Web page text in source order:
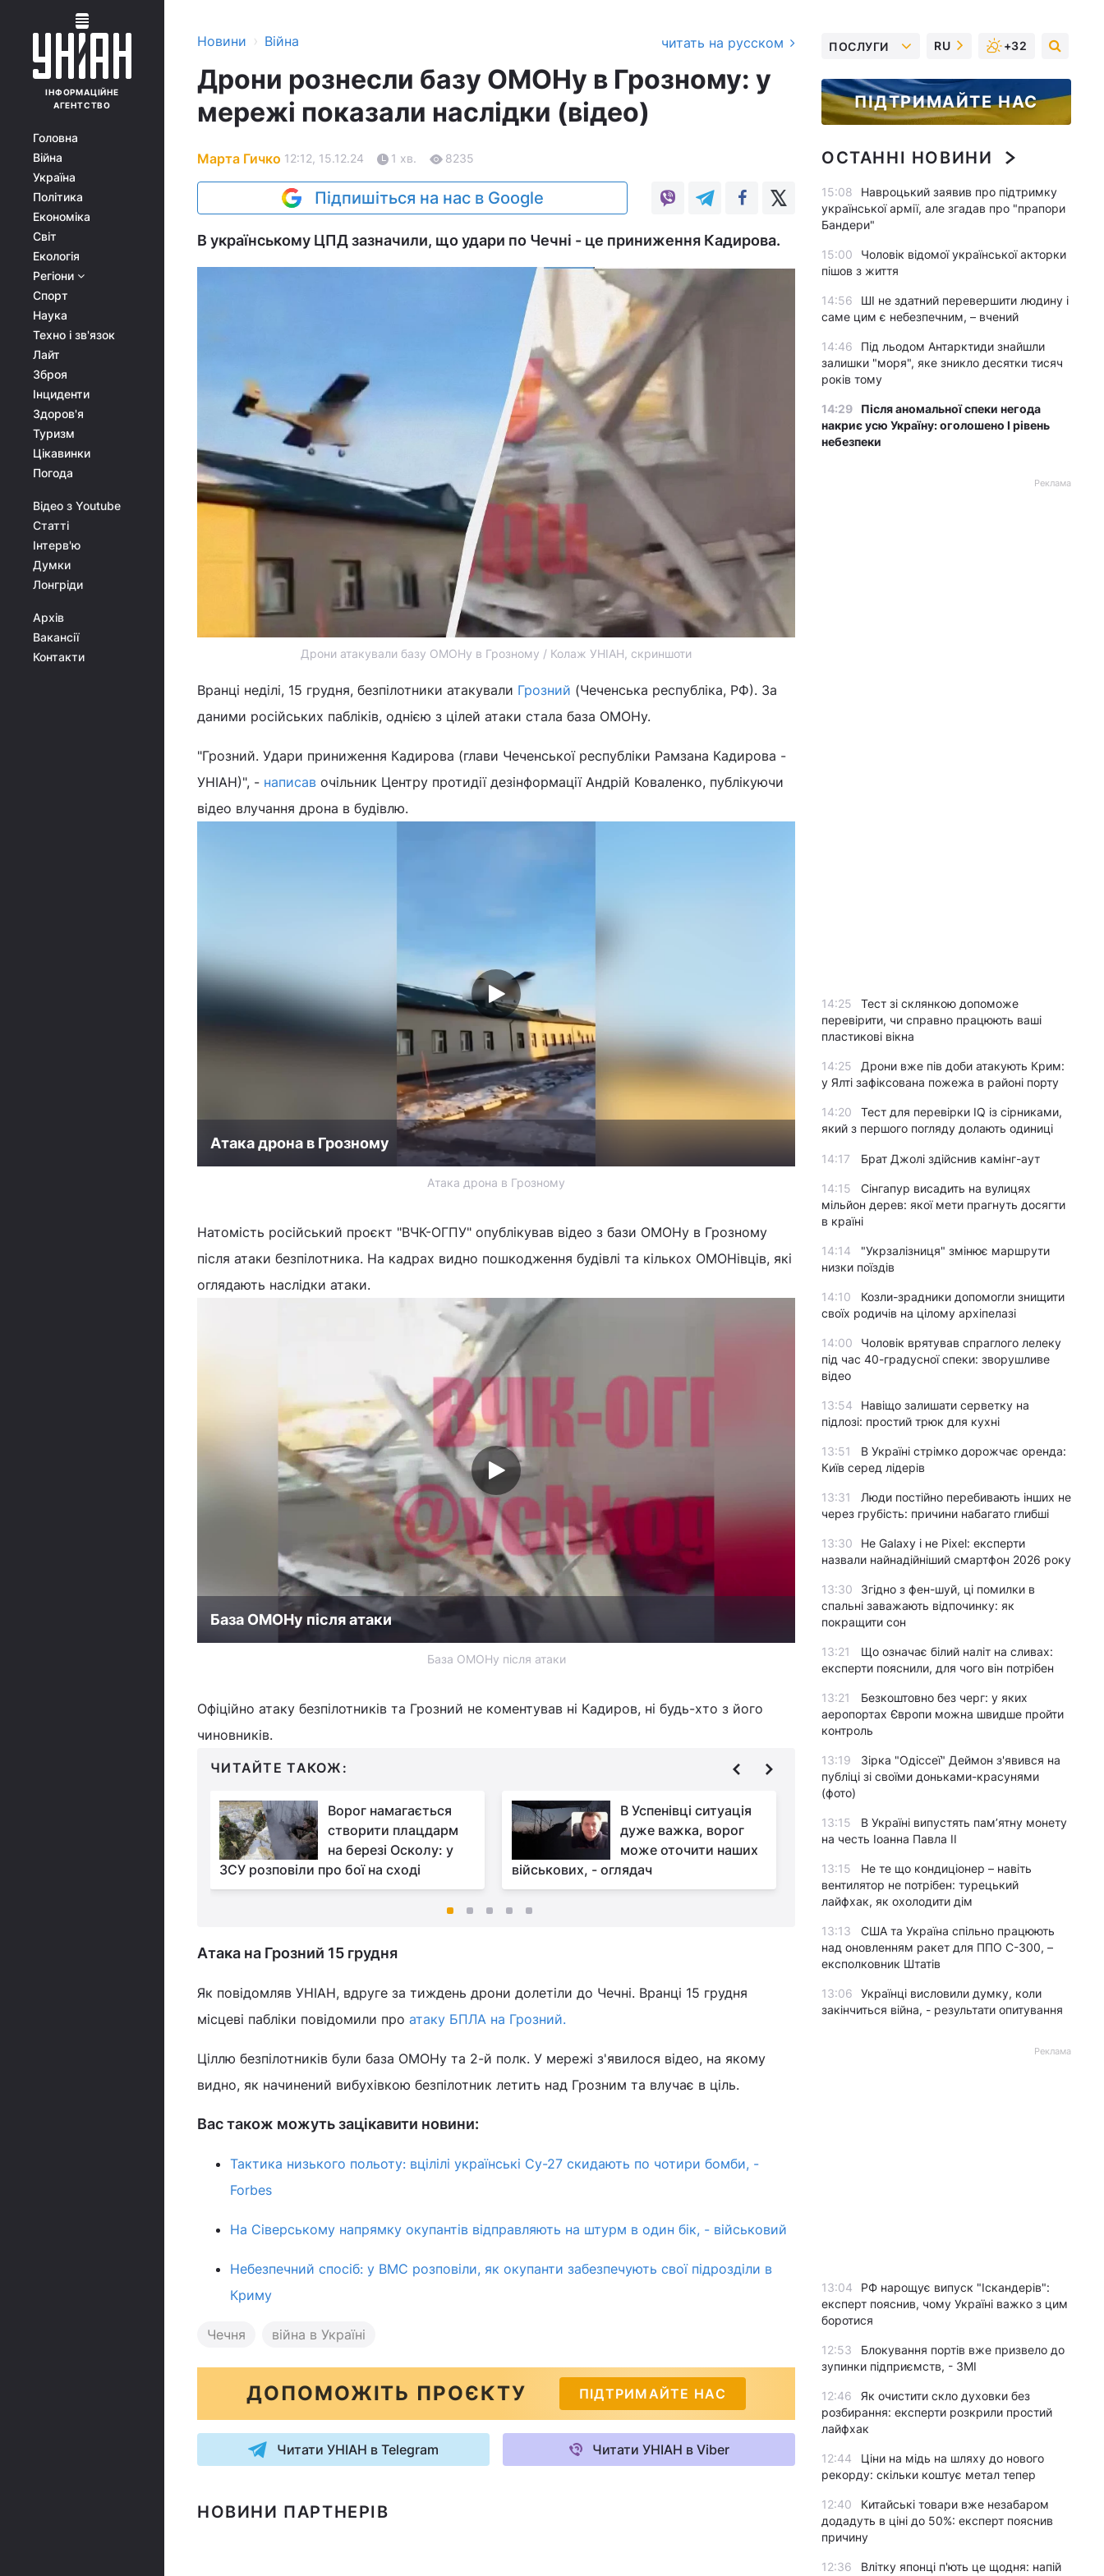
ІНФОРМАЦІЙНЕ
АГЕНТСТВО
Головна
Війна
Україна
Політика
Економіка
Світ
Екологія
Регіони
Спорт
Наука
Техно і зв'язок
Лайт
Зброя
Інциденти
Здоров'я
Туризм
Цікавинки
Погода
Відео з Youtube
Статті
Інтерв'ю
Думки
Лонгріди
Архів
Вакансії
Контакти
Новини › Війна читать на русском
Дрони рознесли базу ОМОНу в Грозному: у
мережі показали наслідки (відео)
Марта Гичко 12:12, 15.12.24 1 хв. 8235
Підпишіться на нас в Google
В українському ЦПД зазначили, що удари по Чечні - це приниження Кадирова.
Дрони атакували базу ОМОНу в Грозному / Колаж УНІАН, скриншоти
Вранці неділі, 15 грудня, безпілотники атакували Грозний (Чеченська республіка, РФ). За
даними російських пабліків, однією з цілей атаки стала база ОМОНу.
"Грозний. Удари приниження Кадирова (глави Чеченської республіки Рамзана Кадирова -
УНІАН)", - написав очільник Центру протидії дезінформації Андрій Коваленко, публікуючи
відео влучання дрона в будівлю.
Атака дрона в Грозному
Атака дрона в Грозному
Натомість російський проєкт "ВЧК-ОГПУ" опублікував відео з бази ОМОНу в Грозному
після атаки безпілотника. На кадрах видно пошкодження будівлі та кількох ОМОНівців, які
оглядають наслідки атаки.
База ОМОНу після атаки
База ОМОНу після атаки
Офіційно атаку безпілотників та Грозний не коментував ні Кадиров, ні будь-хто з його
чиновників.
ЧИТАЙТЕ ТАКОЖ:
Ворог намагається
створити плацдарм
на березі Осколу: у
ЗСУ розповіли про бої на сході
В Успенівці ситуація
дуже важка, ворог
може оточити наших
військових, - оглядач
"жирні" цілі в
(відео)
Атака на Грозний 15 грудня
Як повідомляв УНІАН, вдруге за тиждень дрони долетіли до Чечні. Вранці 15 грудня
місцеві пабліки повідомили про атаку БПЛА на Грозний.
Ціллю безпілотників були база ОМОНу та 2-й полк. У мережі з'явилося відео, на якому
видно, як начинений вибухівкою безпілотник летить над Грозним та влучає в ціль.
Вас також можуть зацікавити новини:
Тактика низького польоту: вцілілі українські Су-27 скидають по чотири бомби, -
Forbes
На Сіверському напрямку окупантів відправляють на штурм в один бік, - військовий
Небезпечний спосіб: у ВМС розповіли, як окупанти забезпечують свої підрозділи в
Криму
Чечня війна в Україні
ДОПОМОЖІТЬ ПРОЄКТУ ПІДТРИМАЙТЕ НАС
Читати УНІАН в Telegram Читати УНІАН в Viber
НОВИНИ ПАРТНЕРІВ
ПОСЛУГИ RU +32
ПІДТРИМАЙТЕ НАС
ОСТАННІ НОВИНИ
15:08
Навроцький заявив про підтримку
української армії, але згадав про "прапори
Бандери"
15:00
Чоловік відомої української акторки
пішов з життя
14:56
ШІ не здатний перевершити людину і
саме цим є небезпечним, – вчений
14:46
Під льодом Антарктиди знайшли
залишки "моря", яке зникло десятки тисяч
років тому
14:29
Після аномальної спеки негода
накриє усю Україну: оголошено І рівень
небезпеки
Реклама
14:25
Тест зі склянкою допоможе
перевірити, чи справно працюють ваші
пластикові вікна
14:25
Дрони вже пів доби атакують Крим:
у Ялті зафіксована пожежа в районі порту
14:20
Тест для перевірки IQ із сірниками,
який з першого погляду долають одиниці
14:17 Брат Джолі здійснив камінг-аут
14:15
Сінгапур висадить на вулицях
мільйон дерев: якої мети прагнуть досягти
в країні
14:14
"Укрзалізниця" змінює маршрути
низки поїздів
14:10
Козли-зрадники допомогли знищити
своїх родичів на цілому архіпелазі
14:00
Чоловік врятував спраглого лелеку
під час 40-градусної спеки: зворушливе
відео
13:54
Навіщо залишати серветку на
підлозі: простий трюк для кухні
13:51
В Україні стрімко дорожчає оренда:
Київ серед лідерів
13:31
Люди постійно перебивають інших не
через грубість: причини набагато глибші
13:30
Не Galaxy і не Pixel: експерти
назвали найнадійніший смартфон 2026 року
13:30
Згідно з фен-шуй, ці помилки в
спальні заважають відпочинку: як
покращити сон
13:21
Що означає білий наліт на сливах:
експерти пояснили, для чого він потрібен
13:21
Безкоштовно без черг: у яких
аеропортах Європи можна швидше пройти
контроль
13:19
Зірка "Одіссеї" Деймон з'явився на
публіці зі своїми доньками-красунями
(фото)
13:15
В Україні випустять пам’ятну монету
на честь Іоанна Павла II
13:15
Не те що кондиціонер – навіть
вентилятор не потрібен: турецький
лайфхак, як охолодити дім
13:13
США та Україна спільно працюють
над оновленням ракет для ППО С-300, –
експолковник Штатів
13:06
Українці висловили думку, коли
закінчиться війна, - результати опитування
Реклама
13:04
РФ нарощує випуск "Іскандерів":
експерт пояснив, чому Україні важко з цим
боротися
12:53
Блокування портів вже призвело до
зупинки підприємств, - ЗМІ
12:46
Як очистити скло духовки без
розбирання: експерти розкрили простий
лайфхак
12:44
Ціни на мідь на шляху до нового
рекорду: скільки коштує метал тепер
12:40
Китайські товари вже незабаром
додадуть в ціні до 50%: експерт пояснив
причину
12:36
Влітку японці п'ють це щодня: напій